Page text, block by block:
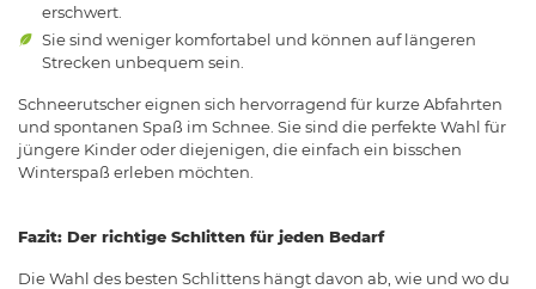
erschwert.
Sie sind weniger komfortabel und können auf längeren
Strecken unbequem sein.
Schneerutscher eignen sich hervorragend für kurze Abfahrten
und spontanen Spaß im Schnee. Sie sind die perfekte Wahl für
jüngere Kinder oder diejenigen, die einfach ein bisschen
Winterspaß erleben möchten.
Fazit: Der richtige Schlitten für jeden Bedarf
Die Wahl des besten Schlittens hängt davon ab, wie und wo du